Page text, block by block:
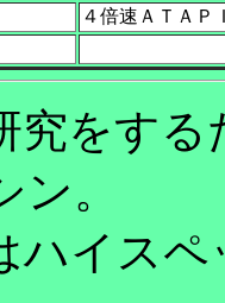
４倍速ＡＴＡ
をする
。
イスペ